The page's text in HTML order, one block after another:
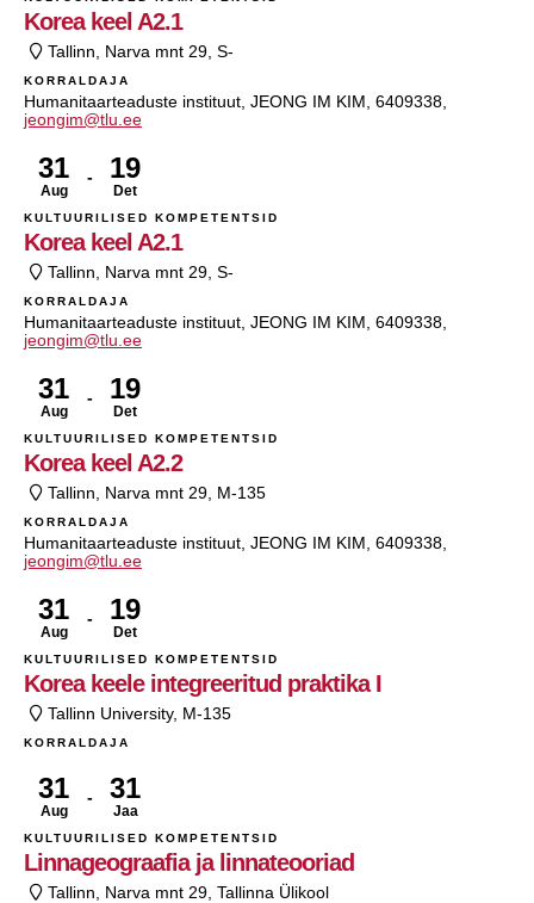
Korea keel A2.1
Tallinn, Narva mnt 29, S-
KORRALDAJA
Humanitaarteaduste instituut, JEONG IM KIM, 6409338,
jeongim@tlu.ee
31
Aug
19
Det
KULTUURILISED KOMPETENTSID
Korea keel A2.1
Tallinn, Narva mnt 29, S-
KORRALDAJA
Humanitaarteaduste instituut, JEONG IM KIM, 6409338,
jeongim@tlu.ee
31
Aug
19
Det
KULTUURILISED KOMPETENTSID
Korea keel A2.2
Tallinn, Narva mnt 29, M-135
KORRALDAJA
Humanitaarteaduste instituut, JEONG IM KIM, 6409338,
jeongim@tlu.ee
31
Aug
19
Det
KULTUURILISED KOMPETENTSID
Korea keele integreeritud praktika I
Tallinn University, M-135
KORRALDAJA
31
Aug
31
Jaa
KULTUURILISED KOMPETENTSID
Linnageograafia ja linnateooriad
Tallinn, Narva mnt 29, Tallinna Ülikool